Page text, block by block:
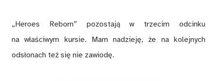
„Heroes Reborn” pozostają w trzecim odcinku
na właściwym kursie. Mam nadzieję, że na kolejnych
odsłonach też się nie zawiodę.